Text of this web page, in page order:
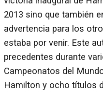
2013 sino que también
advertencia para los
estaba por venir. Este
precedentes durante
Campeonatos del
Hamilton y ocho títulos